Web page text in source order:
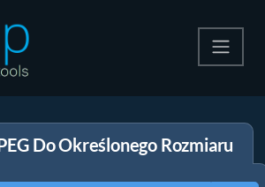
Do Określonego Rozmiaru